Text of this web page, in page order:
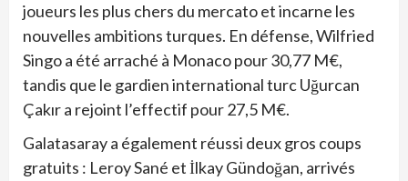
joueurs les plus chers du mercato et incarne les
nouvelles ambitions turques. En défense, Wilfried
Singo a été arraché à Monaco pour 30,77 M€,
tandis que le gardien international turc Uğurcan
Çakır a rejoint l’effectif pour 27,5 M€.
Galatasaray a également réussi deux gros coups
gratuits : Leroy Sané et İlkay Gündoğan, arrivés